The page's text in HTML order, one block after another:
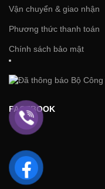
Vận chuyển & giao nhận
Phương thức thanh toán
Chính sách bảo mật
FACEBOOK